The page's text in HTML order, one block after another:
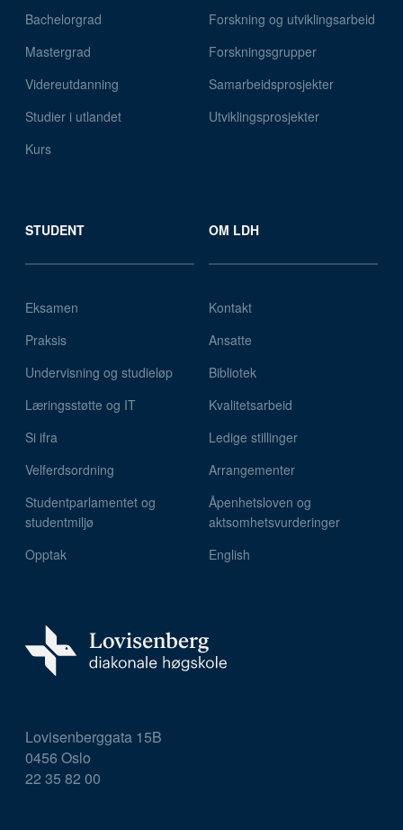
Bachelorgrad
Mastergrad
Videreutdanning
Studier i utlandet
Kurs
Forskning og utviklingsarbeid
Forskningsgrupper
Samarbeidsprosjekter
Utviklingsprosjekter
STUDENT
Eksamen
Praksis
Undervisning og studieløp
Læringsstøtte og IT
Si ifra
Velferdsordning
Studentparlamentet og
studentmiljø
Opptak
OM LDH
Kontakt
Ansatte
Bibliotek
Kvalitetsarbeid
Ledige stillinger
Arrangementer
Åpenhetsloven og
aktsomhetsvurderinger
English
Lovisenberggata 15B
0456 Oslo
22 35 82 00